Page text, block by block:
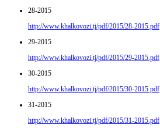
28-2015
http://www.khalkovozi.tj/pdf/2015/28-2015.pdf
29-2015
http://www.khalkovozi.tj/pdf/2015/29-2015.pdf
30-2015
http://www.khalkovozi.tj/pdf/2015/30-2015.pdf
31-2015
http://www.khalkovozi.tj/pdf/2015/31-2015.pdf